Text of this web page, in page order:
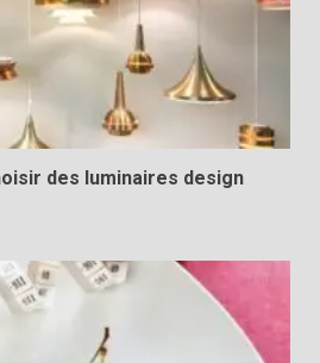
des luminaires design